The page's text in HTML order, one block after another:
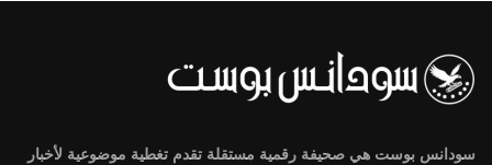
سودانس بوست هي صحيفة رقمية مستقلة تقدم تغطية موضوعية لأخبار